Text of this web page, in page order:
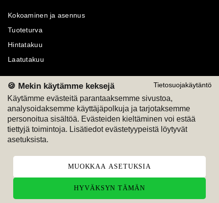
Tietosuojakäytäntö
🍪 Mekin käytämme keksejä
Käytämme evästeitä parantaaksemme sivustoa,
analysoidaksemme käyttäjäpolkuja ja tarjotaksemme
personoitua sisältöä. Evästeiden kieltäminen voi estää
tiettyjä toimintoja. Lisätiedot evästetyypeistä löytyvät
asetuksista.
MUOKKAA ASETUKSIA
HYVÄKSYN TÄMÄN
Kokoaminen ja asennus
Tuoteturva
Hintatakuu
Laatutakuu
Maksutavat
M
Seuraa meitä